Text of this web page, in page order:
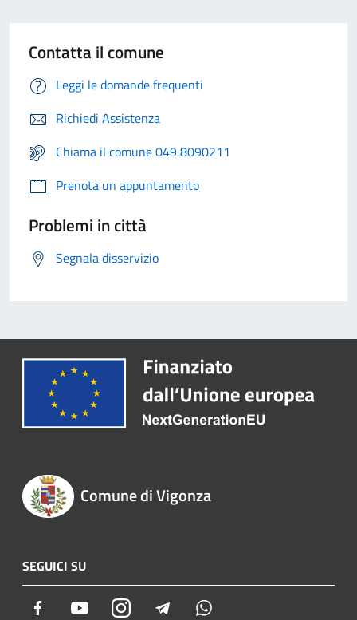
Contatta il comune
Leggi le domande frequenti
Richiedi Assistenza
Chiama il comune 049 8090211
Prenota un appuntamento
Problemi in città
Segnala disservizio
Comune di Vigonza
SEGUICI SU
Facebook YoutubeInstagram Telegram